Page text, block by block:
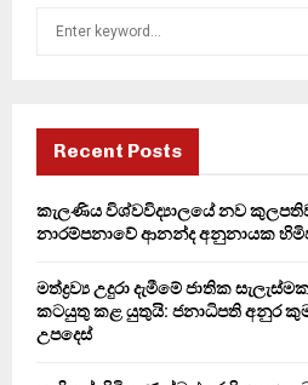
f
r
Recent Posts
කැලණිය විශ්වවිද්‍යාලයේ නව
නාරම්පනාවේ ආනන්ද අනුනායක
මත්ද්‍රව්‍ය උදුරා දැමීමේ ජාතික
කටයුතු කළ යුතුයි: ජනාධිපති අනුර
උපදෙස්